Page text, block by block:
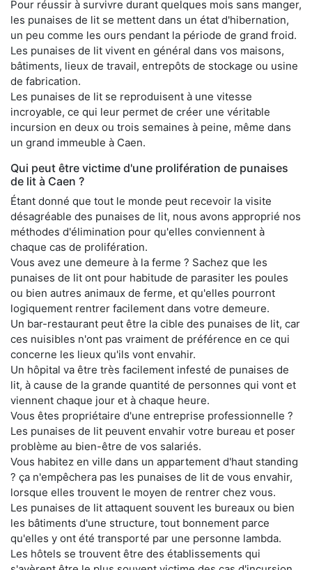
Pour réussir à survivre durant quelques mois sans manger,
les punaises de lit se mettent dans un état d'hibernation,
un peu comme les ours pendant la période de grand froid.
Les punaises de lit vivent en général dans vos maisons,
bâtiments, lieux de travail, entrepôts de stockage ou usine
de fabrication.
Les punaises de lit se reproduisent à une vitesse
incroyable, ce qui leur permet de créer une véritable
incursion en deux ou trois semaines à peine, même dans
un grand immeuble à Caen.
Qui peut être victime d'une prolifération de punaises
de lit à Caen ?
Étant donné que tout le monde peut recevoir la visite
désagréable des punaises de lit, nous avons approprié nos
méthodes d'élimination pour qu'elles conviennent à
chaque cas de prolifération.
Vous avez une demeure à la ferme ? Sachez que les
punaises de lit ont pour habitude de parasiter les poules
ou bien autres animaux de ferme, et qu'elles pourront
logiquement rentrer facilement dans votre demeure.
Un bar-restaurant peut être la cible des punaises de lit, car
ces nuisibles n'ont pas vraiment de préférence en ce qui
concerne les lieux qu'ils vont envahir.
Un hôpital va être très facilement infesté de punaises de
lit, à cause de la grande quantité de personnes qui vont et
viennent chaque jour et à chaque heure.
Vous êtes propriétaire d'une entreprise professionnelle ?
Les punaises de lit peuvent envahir votre bureau et poser
problème au bien-être de vos salariés.
Vous habitez en ville dans un appartement d'haut standing
? ça n'empêchera pas les punaises de lit de vous envahir,
lorsque elles trouvent le moyen de rentrer chez vous.
Les punaises de lit attaquent souvent les bureaux ou bien
les bâtiments d'une structure, tout bonnement parce
qu'elles y ont été transporté par une personne lambda.
Les hôtels se trouvent être des établissements qui